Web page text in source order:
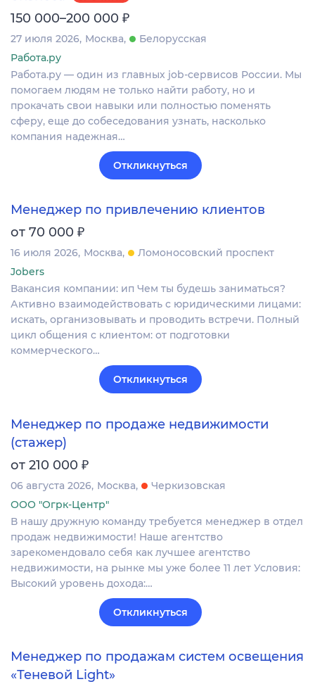
150 000–200 000 ₽
27 июля 2026 Москва
Белорусская
Работа.ру
Работа.ру — один из главных job-сервисов России. Мы
помогаем людям не только найти работу, но и
прокачать свои навыки или полностью поменять
сферу, еще до собеседования узнать, насколько
компания надежная…
Откликнуться
Менеджер по привлечению клиентов
от 70 000 ₽
16 июля 2026 Москва
Ломоносовский проспект
Jobers
Вакансия компании: ип Чем ты будешь заниматься?
Активно взаимодействовать с юридическими лицами:
искать, организовывать и проводить встречи. Полный
цикл общения с клиентом: от подготовки
коммерческого…
Откликнуться
Менеджер по продаже недвижимости
(стажер)
от 210 000 ₽
06 августа 2026 Москва
Черкизовская
ООО "Огрк-Центр"
В нашу дружную команду требуется менеджер в отдел
продаж недвижимости! Наше агентство
зарекомендовало себя как лучшее агентство
недвижимости, на рынке мы уже более 11 лет Условия:
Высокий уровень дохода:…
Откликнуться
Менеджер по продажам систем освещения
«Теневой Light»